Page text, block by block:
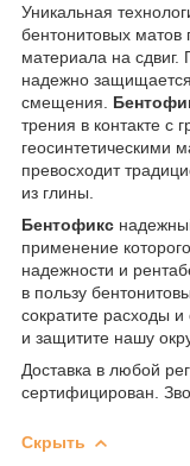
Уникальная
бентонитовых матов
материала на сдвиг.
надежно защищается
смещения.
трения в контакте с
геосинтетическими
превосходит
из глины.
Бентофикс
применение
надежности и
в пользу
сократите расходы
и защитите нашу
Доставка в любой
сертифицирован.
Скрыть